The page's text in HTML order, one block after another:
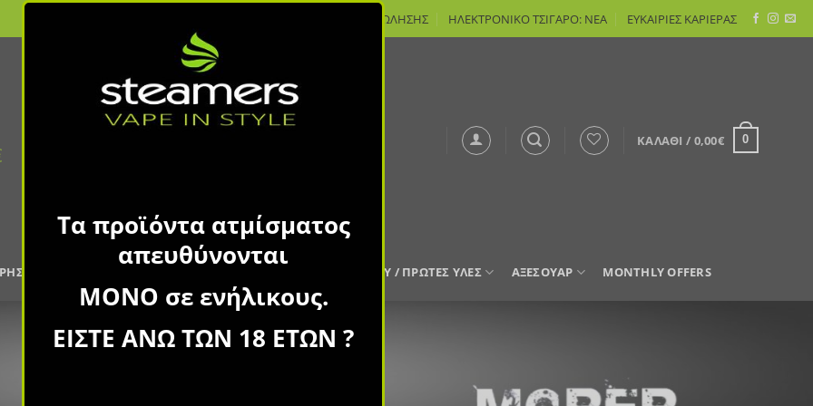
ΣΗΜΕΙΑ ΠΩΛΗΣΗΣ ΗΛΕΚΤΡΟΝΙΚΟ ΤΣΙΓΑΡΟ: ΝΕΑ ΕΥΚΑΙΡΙΕΣ ΚΑΡΙΕΡΑΣ
ΚΑΛΆΘΙ / 0,00€ 0
DIY / ΠΡΩΤΕΣ ΥΛΕΣ ΑΞΕΣΟΥΑΡ MONTHLY OFFERS
Tα προϊόντα ατμίσματος
απευθύνονται
ΜΟΝΟ σε ενήλικους.
ΕΙΣΤΕ ΑΝΩ ΤΩΝ 18 ΕΤΩΝ ?